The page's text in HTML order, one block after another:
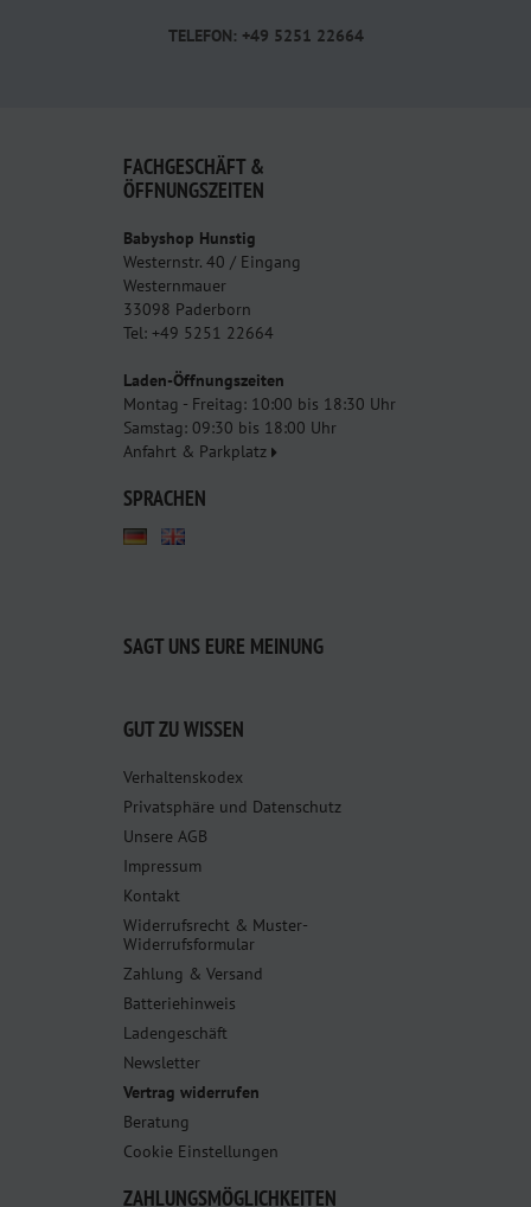
TELEFON: +49 5251 22664
FACHGESCHÄFT &
ÖFFNUNGSZEITEN
Babyshop Hunstig
Westernstr. 40 / Eingang
Westernmauer
33098 Paderborn
Tel: +49 5251 22664
Laden-Öffnungszeiten
Montag - Freitag: 10:00 bis 18:30 Uhr
Samstag: 09:30 bis 18:00 Uhr
Anfahrt & Parkplatz
SPRACHEN
SAGT UNS EURE MEINUNG
GUT ZU WISSEN
Verhaltenskodex
Privatsphäre und Datenschutz
Unsere AGB
Impressum
Kontakt
Widerrufsrecht & Muster-
Widerrufsformular
Zahlung & Versand
Batteriehinweis
Ladengeschäft
Newsletter
Vertrag widerrufen
Beratung
Cookie Einstellungen
ZAHLUNGSMÖGLICHKEITEN